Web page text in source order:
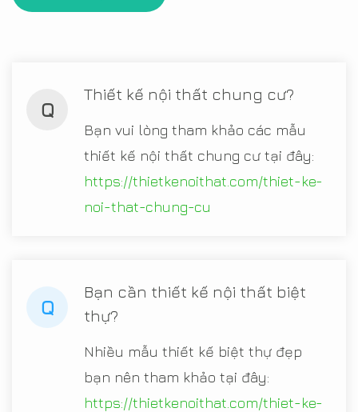
Q
Thiết kế nội thất chung cư?
Bạn vui lòng tham khảo các mẫu
thiết kế nội thất chung cư tại đây:
https://thietkenoithat.com/thiet-ke-
noi-that-chung-cu
Q
Bạn cần thiết kế nội thất biệt
thự?
Nhiều mẫu thiết kế biệt thự đẹp
bạn nên tham khảo tại đây:
https://thietkenoithat.com/thiet-ke-